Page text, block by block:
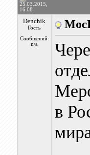
25.03.2015,
16:08
Denchik
Гость
Сообщений:
n/a
в